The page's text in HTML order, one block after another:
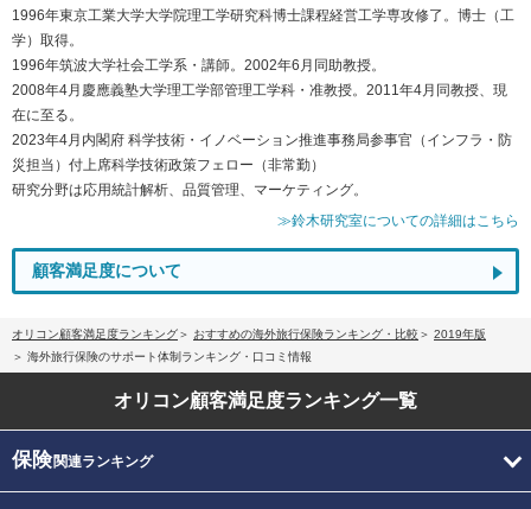
1996年東京工業大学大学院理工学研究科博士課程経営工学専攻修了。博士（工
学）取得。
1996年筑波大学社会工学系・講師。2002年6月同助教授。
2008年4月慶應義塾大学理工学部管理工学科・准教授。2011年4月同教授、現
在に至る。
2023年4月内閣府 科学技術・イノベーション推進事務局参事官（インフラ・防
災担当）付上席科学技術政策フェロー（非常勤）
研究分野は応用統計解析、品質管理、マーケティング。
≫鈴木研究室についての詳細はこちら
顧客満足度について
オリコン顧客満足度ランキング おすすめの海外旅行保険ランキング・比較
2019年版
海外旅行保険のサポート体制ランキング・口コミ情報
オリコン顧客満足度ランキング一覧
保険関連ランキング